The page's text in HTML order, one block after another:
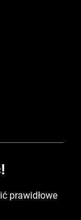
prawidłowe